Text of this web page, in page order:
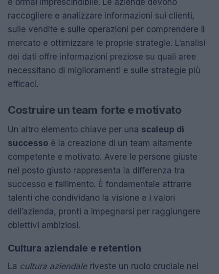
raccogliere e analizzare informazioni sui clienti,
sulle vendite e sulle operazioni per comprendere il
mercato e ottimizzare le proprie strategie. L’analisi
dei dati offre informazioni preziose su quali aree
necessitano di miglioramenti e sulle strategie più
efficaci.
Costruire un team forte e motivato
Un altro elemento chiave per una scaleup di
successo è la creazione di un team altamente
competente e motivato. Avere le persone giuste
nel posto giusto rappresenta la differenza tra
successo e fallimento. È fondamentale attrarre
talenti che condividano la visione e i valori
dell’azienda, pronti a impegnarsi per raggiungere
obiettivi ambiziosi.
Cultura aziendale e retention
La cultura aziendaleriveste un ruolo cruciale nel